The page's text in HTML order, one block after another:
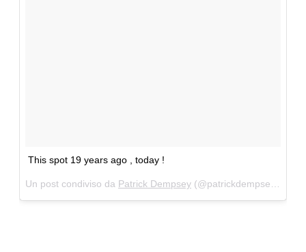
This spot 19 years ago , today !
Un post condiviso da Patrick Dempsey (@patrickdempsey) in data: